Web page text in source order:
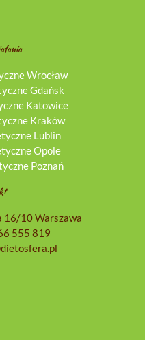
Wrocław
Gdańsk
Katowice
Kraków
Lublin
Opole
Poznań
16/10 Warszawa
555 819